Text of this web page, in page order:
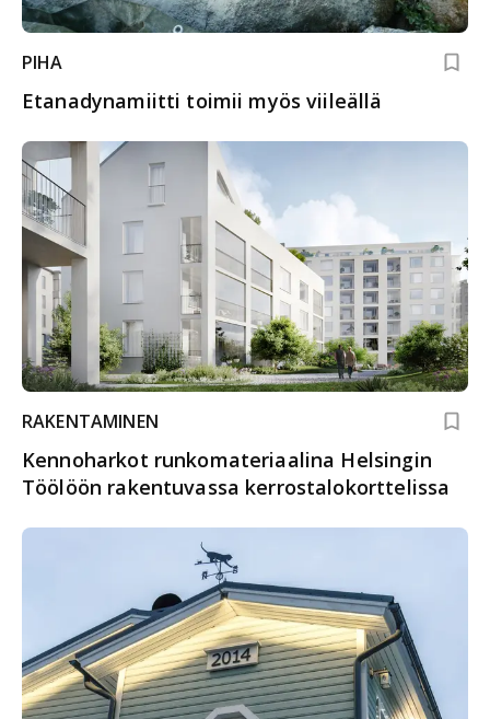
PIHA
Etanadynamiitti toimii myös viileällä
RAKENTAMINEN
Kennoharkot runkomateriaalina Helsingin
Töölöön rakentuvassa kerrostalokorttelissa